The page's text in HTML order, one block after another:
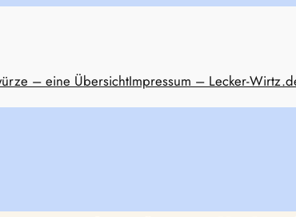
– eine ÜbersichtImpressum – Lecker-